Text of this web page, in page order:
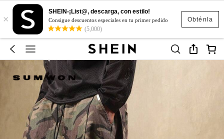
Obténla
×
SHEIN-¡List@, descarga, con estilo!
Consigue descuentos especiales en tu primer pedido
(5,000)